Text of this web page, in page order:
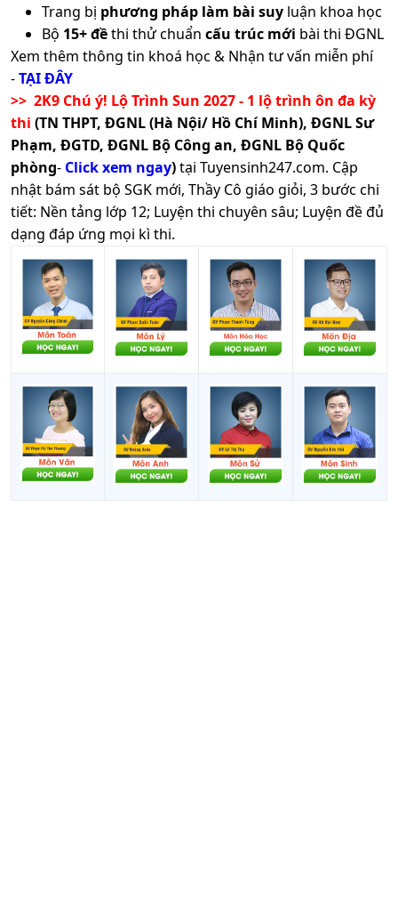
Trang bị phương pháp làm bài suy luận khoa học
Bộ 15+ đềthi thử chuẩn cấu trúc mới bài thi ĐGNL
Xem thêm thông tin khoá học & Nhận tư vấn miễn phí
-TẠI ĐÂY
>> 2K9 Chú ý! Lộ Trình Sun 2027 - 1 lộ trình ôn đa kỳ
thi (TN THPT, ĐGNL (Hà Nội/ Hồ Chí Minh), ĐGNL Sư
Phạm, ĐGTD, ĐGNL Bộ Công an, ĐGNL Bộ Quốc
phòng- Click xem ngay)tại Tuyensinh247.com. Cập
nhật bám sát bộ SGK mới, Thầy Cô giáo giỏi, 3 bước chi
tiết: Nền tảng lớp 12; Luyện thi chuyên sâu; Luyện đề đủ
dạng đáp ứng mọi kì thi.